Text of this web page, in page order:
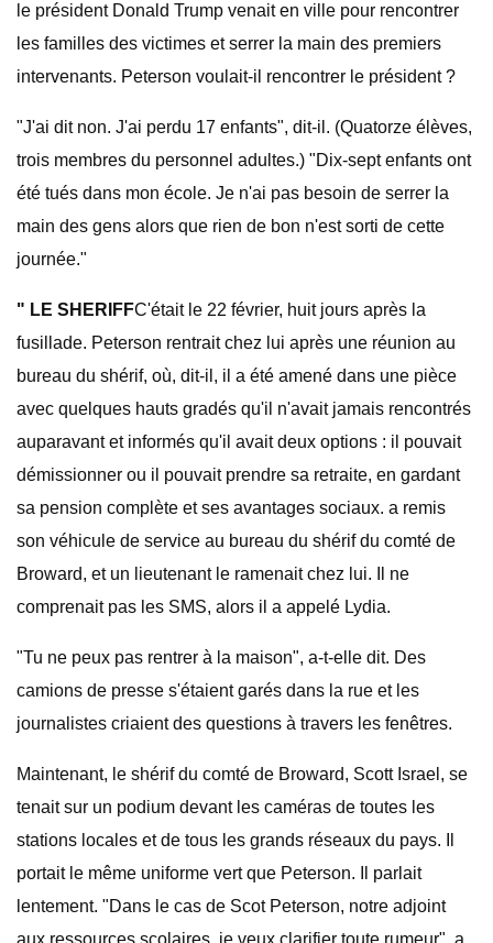
le président Donald Trump venait en ville pour rencontrer
les familles des victimes et serrer la main des premiers
intervenants. Peterson voulait-il rencontrer le président ?
"J'ai dit non. J'ai perdu 17 enfants", dit-il. (Quatorze élèves,
trois membres du personnel adultes.) "Dix-sept enfants ont
été tués dans mon école. Je n'ai pas besoin de serrer la
main des gens alors que rien de bon n'est sorti de cette
journée."
" LE SHERIFFC'était le 22 février, huit jours après la
fusillade. Peterson rentrait chez lui après une réunion au
bureau du shérif, où, dit-il, il a été amené dans une pièce
avec quelques hauts gradés qu'il n'avait jamais rencontrés
auparavant et informés qu'il avait deux options : il pouvait
démissionner ou il pouvait prendre sa retraite, en gardant
sa pension complète et ses avantages sociaux. a remis
son véhicule de service au bureau du shérif du comté de
Broward, et un lieutenant le ramenait chez lui. Il ne
comprenait pas les SMS, alors il a appelé Lydia.
"Tu ne peux pas rentrer à la maison", a-t-elle dit. Des
camions de presse s'étaient garés dans la rue et les
journalistes criaient des questions à travers les fenêtres.
Maintenant, le shérif du comté de Broward, Scott Israel, se
tenait sur un podium devant les caméras de toutes les
stations locales et de tous les grands réseaux du pays. Il
portait le même uniforme vert que Peterson. Il parlait
lentement. "Dans le cas de Scot Peterson, notre adjoint
aux ressources scolaires, je veux clarifier toute rumeur", a